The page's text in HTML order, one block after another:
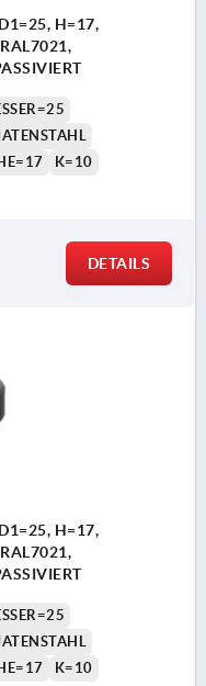
H=17,
K=10
DETAILS
H=17,
K=10